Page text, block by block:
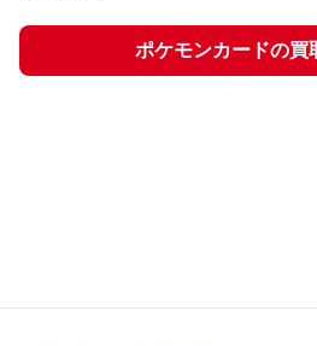
ポケモンカードの買